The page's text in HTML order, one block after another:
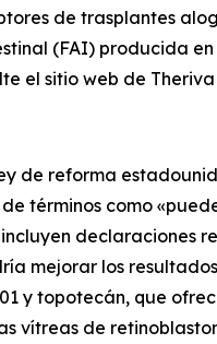
de trasplantes
(FAI) producida
el sitio web de
de reforma
términos como
incluyen
mejorar los
y topotecán, que
vítreas de